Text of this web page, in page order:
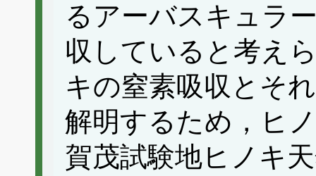
るアーバスキュラ
収していると考え
キの窒素吸収とそ
解明するため，ヒ
賀茂試験地ヒノキ